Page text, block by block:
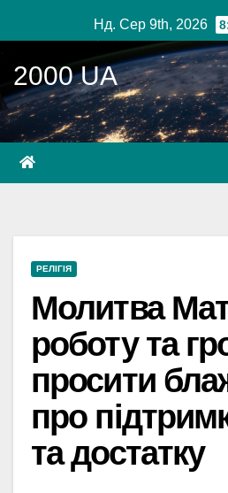
до
вмісту
Нд. Сер 9th, 2026
2000 UA
РЕЛІГІЯ
Молитва
роботу та
просити
про
та достатку